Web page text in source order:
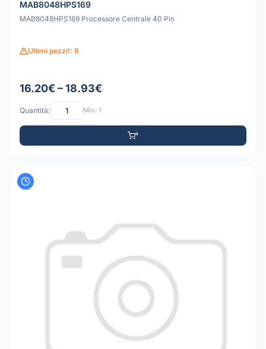
MAB8048HPS169
MAB8048HPS169 Processore Centrale 40 Pin
Ultimi pezzi!: 9
16.20€ – 18.93€
Quantità: Min: 1